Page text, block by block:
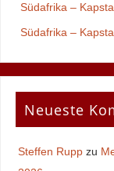
Südafrika –
Südafrika –
Neueste
Steffen Ruppzu